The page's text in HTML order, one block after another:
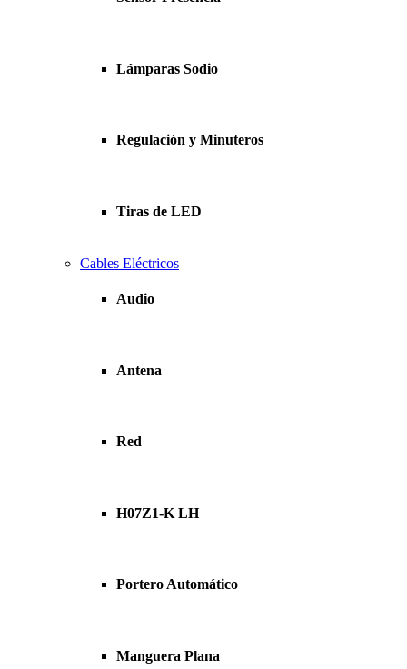
Lámparas Sodio
Regulación y Minuteros
Tiras de LED
Cables Eléctricos
Audio
Antena
Red
H07Z1-K LH
Portero Automático
Manguera Plana